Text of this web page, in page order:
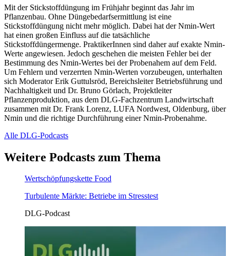
Mit der Stickstoffdüngung im Frühjahr beginnt das Jahr im
Pflanzenbau. Ohne Düngebedarfsermittlung ist eine
Stickstoffdüngung nicht mehr möglich. Dabei hat der Nmin-Wert
hat einen großen Einfluss auf die tatsächliche
Stickstoffdüngermenge. PraktikerInnen sind daher auf exakte Nmin-
Werte angewiesen. Jedoch geschehen die meisten Fehler bei der
Bestimmung des Nmin-Wertes bei der Probenahem auf dem Feld.
Um Fehlern und verzerrten Nmin-Werten vorzubeugen, unterhalten
sich Moderator Erik Guttulsröd, Bereichsleiter Betriebsführung und
Nachhaltigkeit und Dr. Bruno Görlach, Projektleiter
Pflanzenproduktion, aus dem DLG-Fachzentrum Landwirtschaft
zusammen mit Dr. Frank Lorenz, LUFA Nordwest, Oldenburg, über
Nmin und die richtige Durchführung einer Nmin-Probenahme.
Alle DLG-Podcasts
Weitere Podcasts zum Thema
Wertschöpfungskette Food
Turbulente Märkte: Betriebe im Stresstest
DLG-Podcast